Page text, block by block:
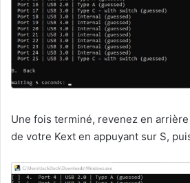
Une fois terminé, revenez en
de votre Kext en appuyant sur S,